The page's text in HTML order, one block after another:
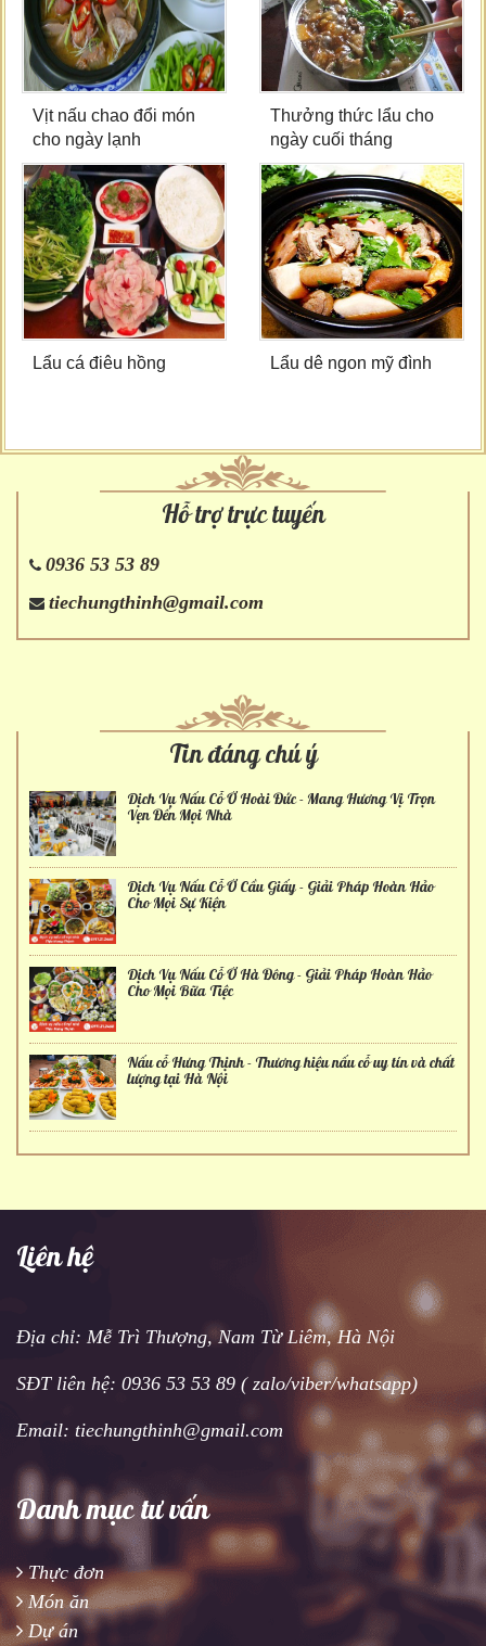
Vịt nấu chao đổi món
cho ngày lạnh
Thưởng thức lẩu cho
ngày cuối tháng
Lẩu cá điêu hồng Lẩu dê ngon mỹ đình
Hỗ trợ trực tuyến
0936 53 53 89
tiechungthinh@gmail.com
Tin đáng chú ý
Dịch Vụ Nấu Cỗ Ở Hoài Đức - Mang Hương Vị Trọn
Vẹn Đến Mọi Nhà
Dịch Vụ Nấu Cỗ Ở Cầu Giấy - Giải Pháp Hoàn Hảo
Cho Mọi Sự Kiện
Dịch Vụ Nấu Cỗ Ở Hà Đông - Giải Pháp Hoàn Hảo
Cho Mọi Bữa Tiệc
Nấu cỗ Hưng Thịnh - Thương hiệu nấu cỗ uy tín và chất
lượng tại Hà Nội
Liên hệ
Địa chỉ: Mễ Trì Thượng, Nam Từ Liêm, Hà Nội
SĐT liên hệ: 0936 53 53 89 ( zalo/viber/whatsapp)
Email: tiechungthinh@gmail.com
Danh mục tư vấn
Thực đơn
Món ăn
Dự án